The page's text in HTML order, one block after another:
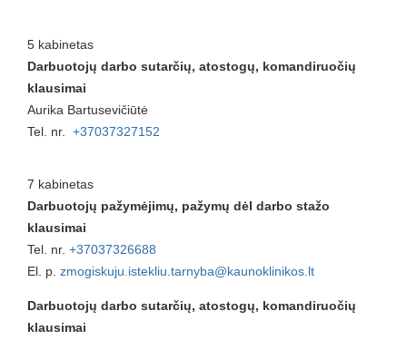
5 kabinetas
Darbuotojų darbo sutarčių, atostogų, komandiruočių
klausimai
Aurika Bartusevičiūtė
Tel. nr. +37037327152
7 kabinetas
Darbuotojų pažymėjimų, pažymų dėl darbo stažo
klausimai
Tel. nr. +37037326688
El. p. zmogiskuju.istekliu.tarnyba@kaunoklinikos.lt
Darbuotojų darbo sutarčių, atostogų, komandiruočių
klausimai